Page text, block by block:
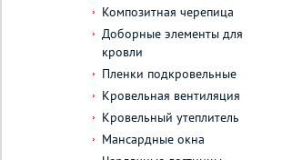
Композитная черепица
Доборные элементы для
кровли
Пленки подкровельные
Кровельная вентиляция
Кровельный утеплитель
Мансардные окна